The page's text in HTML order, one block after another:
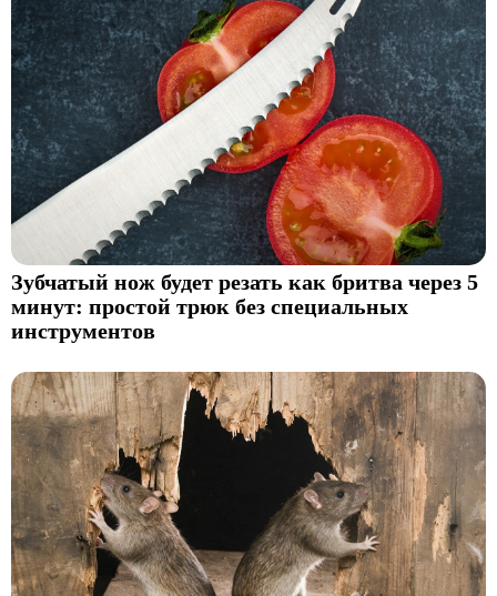
Зубчатый нож будет резать как бритва через 5
минут: простой трюк без специальных
инструментов